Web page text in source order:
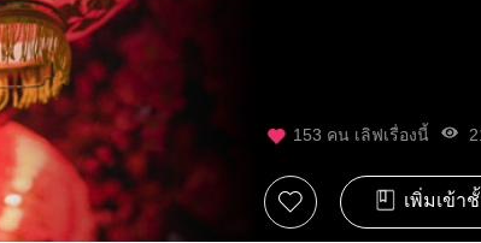
153 คน เลิฟเรื่องนี้
เพิ่มเข้า